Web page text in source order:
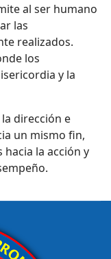
al ser humano
las
realizados.
los
y la
dirección e
un mismo fin,
la acción y